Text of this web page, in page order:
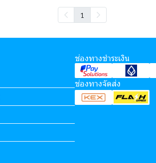
1
ช่องทางชำระเงิน
ช่องทางจัดส่ง